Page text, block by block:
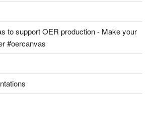
to support OER production - Make your
#oercanvas